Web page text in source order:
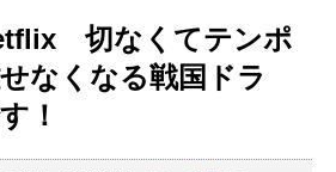
切なくてテンポ
なくなる戦国ドラ
！